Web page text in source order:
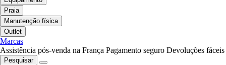
Praia
Manutenção física
Outlet
Marcas
Assistência pós-venda na França Pagamento seguro Devoluções fáceis
Pesquisar